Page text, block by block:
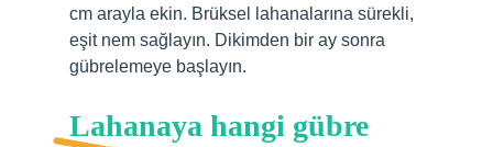
cm arayla ekin. Brüksel lahanalarına sürekli,
eşit nem sağlayın. Dikimden bir ay sonra
gübrelemeye başlayın.
Lahanaya hangi gübre